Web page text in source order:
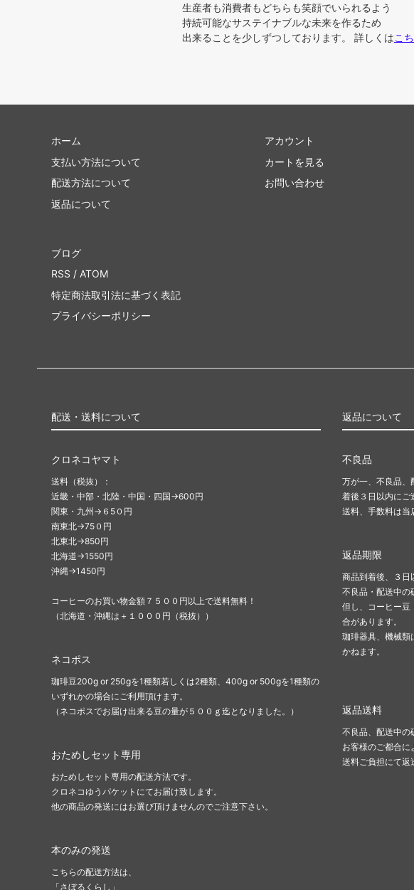
生産者も消費者もどちらも笑顔でいられるよう
持続可能なサステイナブルな未来を作るため
出来ることを少しずつしております。 詳しくはこ
ホーム
支払い方法について
配送方法について
返品について
アカウント
カートを見る
お問い合わせ
ブログ
RSS / ATOM
特定商法取引法に基づく表記
プライバシーポリシー
配送・送料について
クロネコヤマト
送料（税抜）：
近畿・中部・北陸・中国・四国→600円
関東・九州→６5０円
南東北→75０円
北東北→850円
北海道→1550円
沖縄→1450円
コーヒーのお買い物金額７５００円以上で送料無料！
（北海道・沖縄は＋１０００円（税抜））
ネコポス
珈琲豆200g or 250gを1種類若しくは2種類、400g or 500gを1種類の
いずれかの場合にご利用頂けます。
（ネコポスでお届け出来る豆の量が５００ｇ迄となりました。）
おためしセット専用
おためしセット専用の配送方法です。
クロネコゆうパケットにてお届け致します。
他の商品の発送にはお選び頂けませんのでご注意下さい。
本のみの発送
こちらの配送方法は、
「さぼるくらし」
返品について
不良品
万が一、不良品、
着後３日以内にご
送料、手数料は当
返品期限
商品到着後、３日
不良品・配送中の
但し、コーヒー豆
合があります。
珈琲器具、機械類
かねます。
返品送料
不良品、配送中の
お客様のご都合
送料ご負担にて返